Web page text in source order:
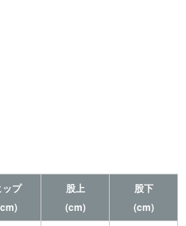
ップ
股上
(cm)
股下
(cm)